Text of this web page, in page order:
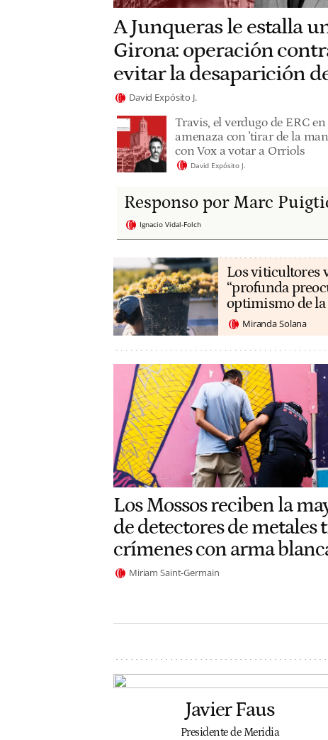
A Junqueras le estalla
Girona: operación
evitar la desaparición
David Expósito J.
Travis, el verdugo de ERC
amenaza con 'tirar de la
con Vox a votar a Orriols
David Expósito J.
Responso por Marc
Ignacio Vidal-Folch
Los viticultores
“profunda
optimismo de la
Miranda Solana
Los Mossos reciben la
de detectores de metales
crímenes con arma
Miriam Saint-Germain
Javier Faus
Presidente de Meridia